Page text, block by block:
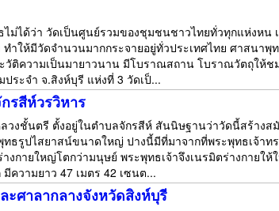
ม่ได้ว่า วัดเป็นศูนย์รวมของชุมชนชาวไทยทั่วทุกแห่งห
ทำให้มีวัดจำนวนมากกระจายอยู่ทั่วประเทศไทย ศาสนา
วัติความเป็นมายาวนาน มีโบราณสถาน โบราณวัตถุให้
ระจำ จ.สิงห์บุรี แห่งที่ 3 วัดเป็...
รสีห์วรวิหาร
วงชั้นตรี ตั้งอยู่ในตำบลจักรสีห์ สันนิษฐานว่าวัดนี้สร้างส
ธรูปไสยาสน์ขนาดใหญ่ ปางนี้มีที่มาจากที่พระพุทธเจ้าท
งกายใหญ่โตกว่ามนุษย์ พระพุทธเจ้าจึงเนรมิตร่างกาย
ความยาว 47 เมตร 42 เซนต...
ะศาลากลางจังหวัดสิงห์บุรี